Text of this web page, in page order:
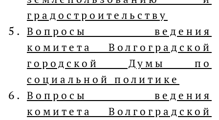
градостроительству
Вопросы ведения
комитета Волгоградской
городской Думы по
социальной политике
Вопросы ведения
комитета Волгоградской